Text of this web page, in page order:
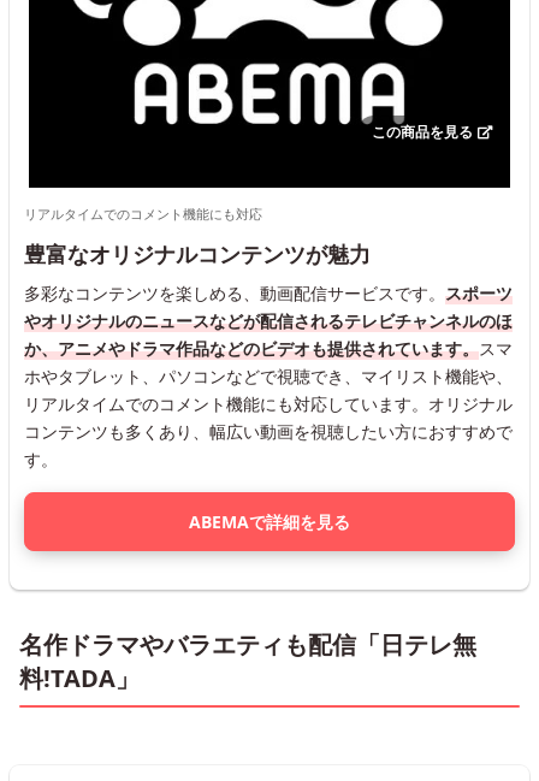
この商品を見る
リアルタイムでのコメント機能にも対応
豊富なオリジナルコンテンツが魅力
多彩なコンテンツを楽しめる、動画配信サービスです。 スポーツ
やオリジナルのニュースなどが配信されるテレビチャンネルのほ
か、アニメやドラマ作品などのビデオも提供されています。スマ
ホやタブレット、パソコンなどで視聴でき、マイリスト機能や、
リアルタイムでのコメント機能にも対応しています。オリジナル
コンテンツも多くあり、幅広い動画を視聴したい方におすすめで
す。
ABEMAで詳細を見る
名作ドラマやバラエティも配信「日テレ無
料!TADA」